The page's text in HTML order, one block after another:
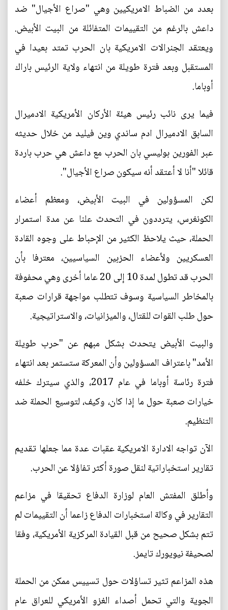
بعدد من الضباط الامريكيين وهي "صراع الأجيال" ضد
داعش بالرغم من التقييمات المتفائلة من البيت الأبيض.
ويعتقد الجنرالات الامريكية بان الحرب تمتد بعيدا في
المستقبل وبعد فترة طويلة من انتهاء ولاية الرئيس باراك
أوباما.
فيما يرى نائب رئيس هيئة الأركان الأمريكية الادميرال
السابق الادميرال ادم ساندي وين فيليد من خلال حديثه
عبر الفورين بوليسي بان الحرب مع داعش هي حرب باردة
قائلا "أنا لا أعتقد أنه سيكون صراع الأجيال".
لكن المسؤولين في البيت الأبيض، ومعظم أعضاء
الكونغرس، يترددون في التحدث علنا عن مدة استمرار
الحملة، حيث يلاحظ الكثير من الإحباط على وجوه القادة
العسكريين ولأعضاء الحزبين السياسيين، معترفا بأن
الحرب قد تطول لمدة 10 إلى 20 عاما أخرى وهي محفوفة
بالمخاطر السياسية وسوف تتطلب مواجهة قرارات صعبة
حول طلب القوات للقتال، والميزانيات، والاستراتيجية.
والبيت الأبيض يتحدث بشكل مبهم عن "حرب طويلة
الأمد" باعتراف المسؤولين وأن المعركة ستستمر بعد انتهاء
فترة رئاسة أوباما في عام 2017، والذي سيترك خلفه
خيارات صعبة حول ما إذا كان، وكيف، لتوسيع الحملة ضد
التنظيم.
الآن تواجه الادارة الامريكية عقبات عدة مما جعلها تقديم
تقارير استخباراتية لنقل صورة أكثر تفاؤلا عن الحرب.
وأطلق المفتش العام لوزارة الدفاع تحقيقا في مزاعم
التقارير في وكالة استخبارات الدفاع زاعما أن التقييمات لم
تتم بشكل صحيح من قبل القيادة المركزية الأمريكية، وفقا
لصحيفة نيويورك تايمز.
هذه المزاعم تثير تساؤلات حول تسييس ممكن من الحملة
الجوية والتي تحمل أصداء الغزو الأمريكي للعراق عام